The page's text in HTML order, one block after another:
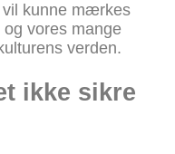
vil kunne mærkes
vores mange
verden.
ikke sikre